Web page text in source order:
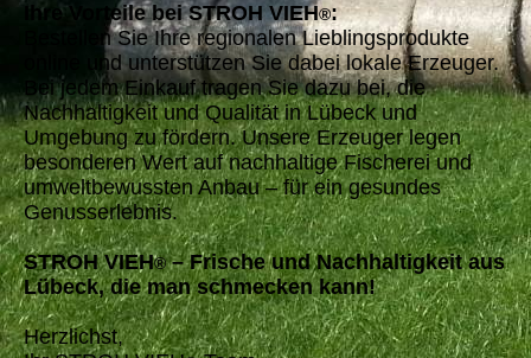
Ihre Vorteile bei STROH VIEH®:
Bestellen Sie Ihre regionalen Lieblingsprodukte
online und unterstützen Sie dabei lokale Erzeuger.
Bei jedem Einkauf tragen Sie dazu bei, die
Nachhaltigkeit und Qualität in Lübeck und
Umgebung zu fördern. Unsere Erzeuger legen
besonderen Wert auf nachhaltige Fischerei und
umweltbewussten Anbau – für ein gesundes
Genusserlebnis.
STROH VIEH®– Frische und Nachhaltigkeit aus
Lübeck, die man schmecken kann!
Herzlichst,